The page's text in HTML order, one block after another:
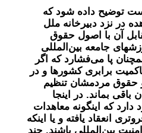
توضیح داده شود که
در نزد دبیرخانه ملل
آن با اصول حقوق
جامعه بین‌المللی
پا می‌فشارد که اگر
برابری کشورها و در
و حقوق مردمشان تنظیم
باقی بماند. در اینجا
که اینگونه معاهدات
انعقاد یافته و یا اینکه
بین‌المللی باشند. چند